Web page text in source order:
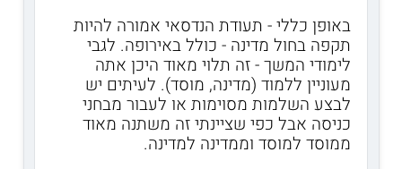
באופן כללי - תעודת הנדסאי אמורה להיות
תקפה בחול מדינה - כולל באירופה. לגבי
לימודי המשך - זה תלוי מאוד היכן אתה
מעוניין ללמוד (מדינה, מוסד). לעיתים יש
לבצע השלמות מסוימות או לעבור מבחני
כניסה אבל כפי שציינתי זה משתנה מאוד
ממוסד למוסד וממדינה למדינה.